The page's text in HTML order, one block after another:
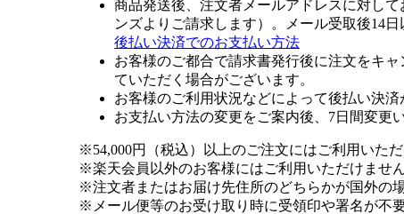
商品発送後、注文者メールアドレスに対し
ンズよりご請求します）。メール受取後14日
後払い決済でのお支払い方法
お客様のご都合で請求書発行後に注文をキ
ていただく場合がございます。
お客様のご利用状況などによって後払い決
お支払い方法の変更をご案内後、7日間変更
※54,000円（税込）以上のご注文にはご利用いただ
※楽天会員以外のお客様にはご利用いただけません
※注文者またはお届け先住所のどちらかが国外の
※メール便等のお受け取り時に受領印や署名が不